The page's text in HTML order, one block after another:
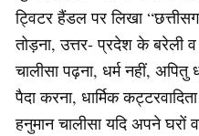
ट्विटर हैंडल पर लिखा
तोड़ना, उत्तर- प्रदेश के
चालीसा पढ़ना, धर्म नहीं, अपितु
पैदा करना, धार्मिक
हनुमान चालीसा यदि अपने घरों